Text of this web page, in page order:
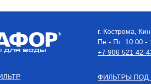
ФИЛЬТРЫ ПОД
г. Кострома,
Пн - Пт: 10:00 -
+7 906 521 42-